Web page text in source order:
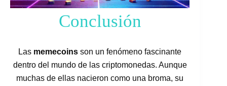
Conclusión
Las memecoins son un fenómeno fascinante
dentro del mundo de las criptomonedas. Aunque
muchas de ellas nacieron como una broma, su